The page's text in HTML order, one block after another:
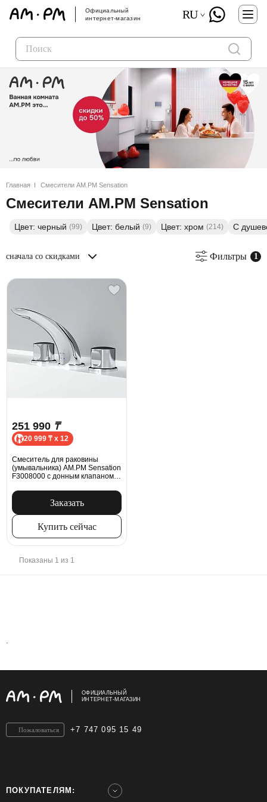
Официальный
интернет-магазин
RU
Главная Смесители AM.PM Sensation
Смесители AM.PM Sensation
Цвет: черный (99) Цвет: белый (9) Цвет: хром (214) С
сначала со скидками Фильтры
251 990 ₸
20 999 ₸ x 12
Смеситель для раковины
(умывальника) AM.PM Sensation
F3008000 с донным клапаном,
Заказать
Купить сейчас
Показаны 1 из 1
.
ОФИЦИАЛЬНЫЙ
ИНТЕРНЕТ-МАГАЗИН
+7 747 095 15 49
Пожаловаться
ПОКУПАТЕЛЯМ: